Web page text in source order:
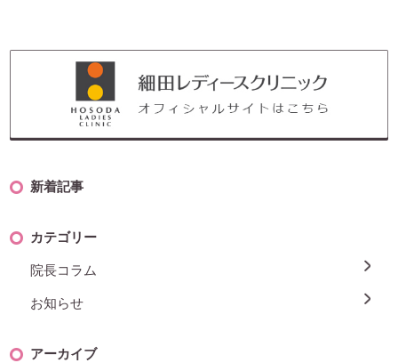
新着記事
カテゴリー
院長コラム
お知らせ
アーカイブ